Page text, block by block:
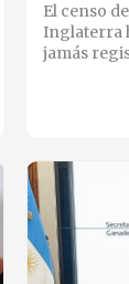
El censo
Inglaterra
jamás